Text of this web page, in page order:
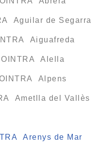
Aguilar de Segarra
Aiguafreda
Alella
Alpens
Ametlla del Vallès
Arenys de Mar